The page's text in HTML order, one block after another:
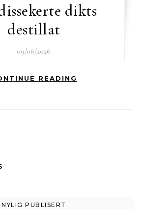
dikts
destillat
09/06/2026
READING
NYLIG PUBLISERT